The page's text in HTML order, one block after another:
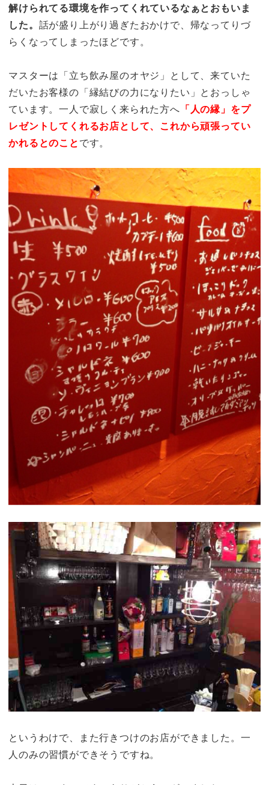
解けられてる環境を作ってくれているなぁとおもいま
した。 話が盛り上がり過ぎたおかけで、帰なってりづ
らくなってしまったほどです。
マスターは「立ち飲み屋のオヤジ」として、来ていた
だいたお客様の「縁結びの力になりたい」とおっしゃ
ています。一人で寂しく来られた方へ 「人の縁」をプ
レゼントしてくれるお店として、これから頑張ってい
かれるとのことです。
というわけで、また行きつけのお店ができました。一
人のみの習慣ができそうですね。